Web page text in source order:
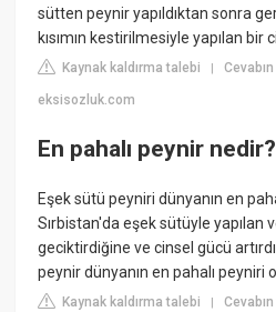
sütten peynir yapıldıktan sonra
kısımın kestirilmesiyle yapılan bir
Kaynak kaldırma talebi |
eksisozluk.com
En pahalı peynir nedir?
Eşek sütü peyniri dünyanın en
Sırbistan'da eşek sütüyle yapılan
geciktirdiğine ve cinsel gücü
peynir dünyanın en pahalı peyniri
Kaynak kaldırma talebi |